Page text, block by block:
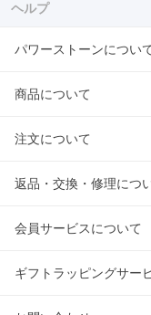
ヘルプ
パワーストーンについ
商品について
注文について
返品・交換・修理につ
会員サービスについて
ギフトラッピングサー